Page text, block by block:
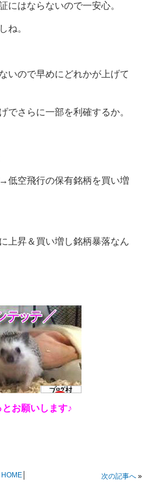
にはならないので一安心。
ね。
いので早めにどれかが上げて
でさらに一部を利確するか。
低空飛行の保有銘柄を買い増
上昇＆買い増し銘柄暴落なん
とお願いします♪
HOME│ 次の記事へ »